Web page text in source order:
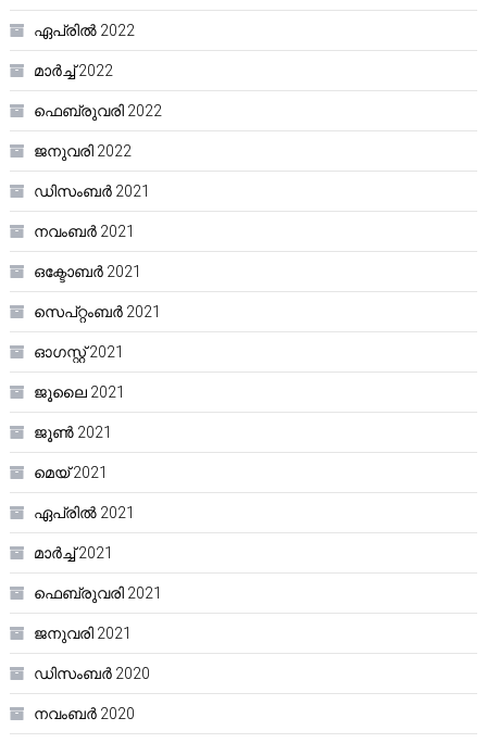
ഏപ്രിൽ 2022
മാർച്ച്‌ 2022
ഫെബ്രുവരി 2022
ജനുവരി 2022
ഡിസംബർ 2021
നവംബർ 2021
ഒക്ടോബർ 2021
സെപ്റ്റംബർ 2021
ഓഗസ്റ്റ്‌ 2021
ജൂലൈ 2021
ജൂൺ 2021
മെയ്‌ 2021
ഏപ്രിൽ 2021
മാർച്ച്‌ 2021
ഫെബ്രുവരി 2021
ജനുവരി 2021
ഡിസംബർ 2020
നവംബർ 2020